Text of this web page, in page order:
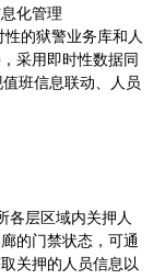
化管理
的狱警业务库和人
采用即时性数据同
班信息联动、人员
各层区域内关押人
的门禁状态，可通
关押的人员信息以